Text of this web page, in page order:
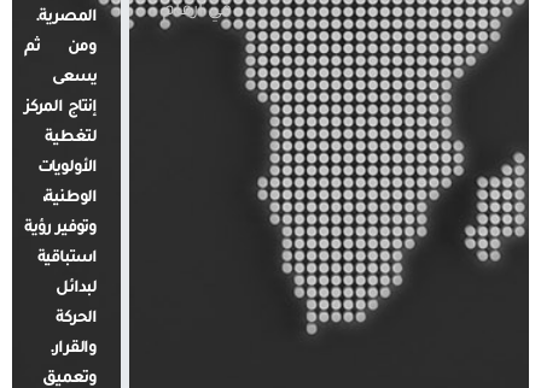
في أرقام
المصرية.
ومن ثم
يسعى
إنتاج المركز
لتغطية
الأولويات
الوطنية،
وتوفير رؤية
استباقية
لبدائل
الحركة
والقرار.
وتعميق